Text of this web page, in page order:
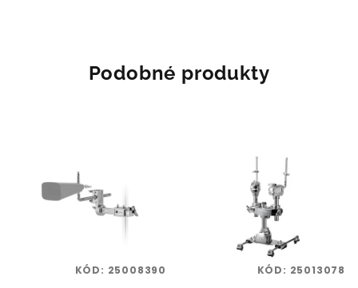
Podobné produkty
KÓD: 25008390 KÓD: 25013078